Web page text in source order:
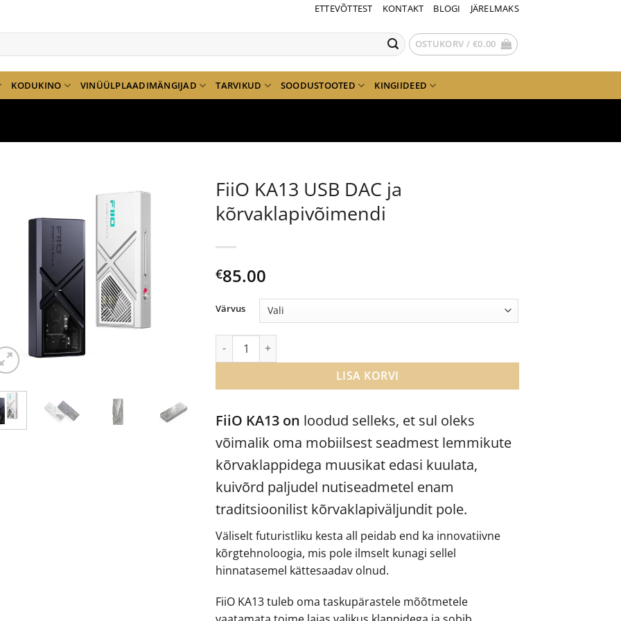
ETTEVÕTTEST KONTAKT BLOGI JÄRELMAKS
OSTUKORV / €0.00
KODUKINO VINÜÜLPLAADIMÄNGIJAD TARVIKUD SOODUSTOOTED KINGIIDEED
FiiO KA13 USB DAC ja
kõrvaklapivõimendi
€85.00
FiiO KA13 on loodud selleks, et sul oleks
võimalik oma mobiilsest seadmest lemmikute
kõrvaklappidega muusikat edasi kuulata,
kuivõrd paljudel nutiseadmetel enam
traditsioonilist kõrvaklapiväljundit pole.
Väliselt futuristliku kesta all peidab end ka innovatiivne
kõrgtehnoloogia, mis pole ilmselt kunagi sellel
hinnatasemel kättesaadav olnud.
FiiO KA13 tuleb oma taskupärastele mõõtmetele
Värvus
FiiO KA13 USB DAC ja kõrvaklapivõimendi kogus
LISA KORVI